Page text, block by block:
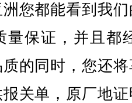
您都能看到我
量保证，并且都
的同时，您还
关单，原厂地